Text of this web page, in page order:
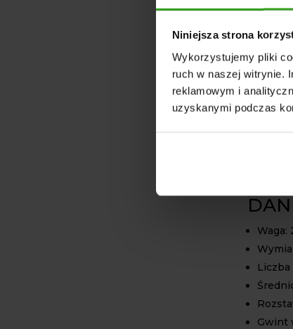
Niniejsza strona
Wykorzystujemy pliki
ruch w naszej witrynie.
reklamowym i
uzyskanymi podczas
nie
między
Mogą
Waga:
Gwint